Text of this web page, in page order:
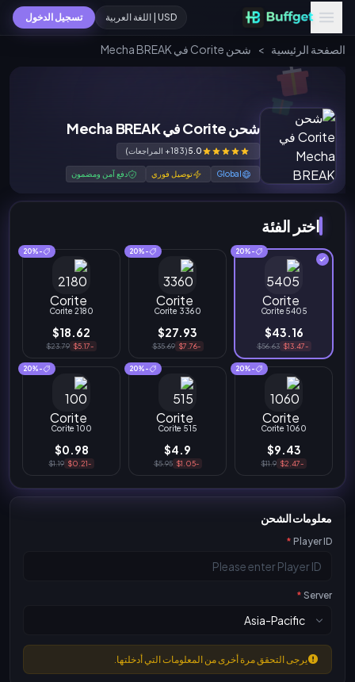
USD | اللغة العربية تسجيل الدخول
الصفحة الرئيسية > شحن Corite في Mecha BREAK
شحن Corite في Mecha BREAK
5.0(183+ المراجعات)
Global توصيل فوري دفع آمن ومضمون
اختر الفئة
-20%
5405 Corite
$43.16
-$13.47
$56.63
-20%
3360 Corite
$27.93
-$7.76
$35.69
-20%
2180 Corite
$18.62
-$5.17
$23.79
-20%
1060 Corite
$9.43
-$2.47
$11.9
-20%
515 Corite
$4.9
-$1.05
$5.95
-20%
100 Corite
$0.98
-$0.21
$1.19
معلومات الشحن
Player ID
*
Server
*
يرجى التحقق مرة أخرى من المعلومات التي أدخلتها.